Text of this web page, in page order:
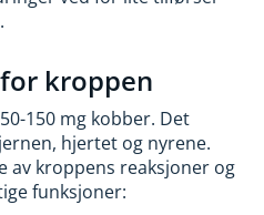
kroppen
150 mg kobber. Det
hjertet og nyrene.
av kroppens reaksjoner og
funksjoner: